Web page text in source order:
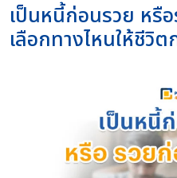
เป็นหนี้ก่อนรวย หรื
เลือกทางไหนให้ชีวิ